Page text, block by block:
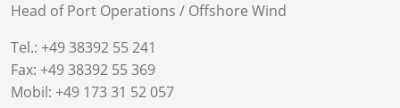
Head of Port Operations / Offshore Wind
Tel.: +49 38392 55 241
Fax: +49 38392 55 369
Mobil: +49 173 31 52 057